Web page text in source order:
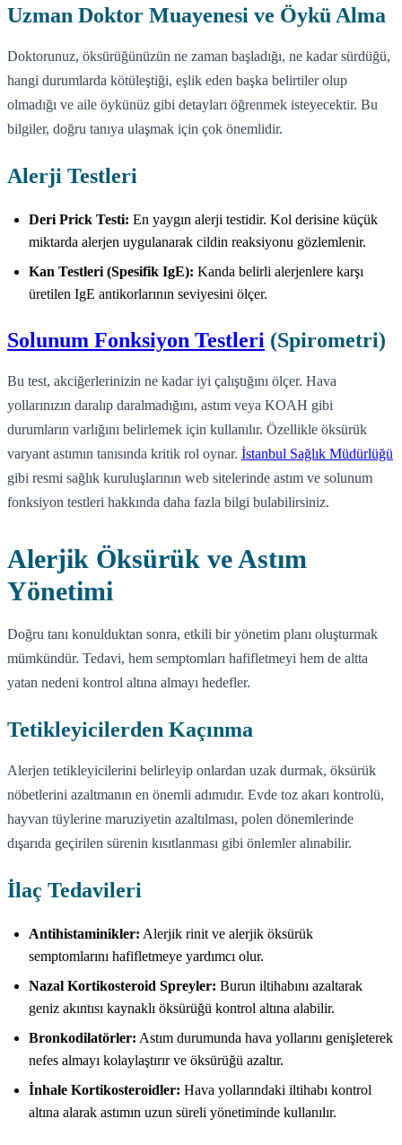
Uzman Doktor Muayenesi ve Öykü Alma
Doktorunuz, öksürüğünüzün ne zaman başladığı, ne kadar sürdüğü,
hangi durumlarda kötüleştiği, eşlik eden başka belirtiler olup
olmadığı ve aile öykünüz gibi detayları öğrenmek isteyecektir. Bu
bilgiler, doğru tanıya ulaşmak için çok önemlidir.
Alerji Testleri
Deri Prick Testi: En yaygın alerji testidir. Kol derisine küçük
miktarda alerjen uygulanarak cildin reaksiyonu gözlemlenir.
Kan Testleri (Spesifik IgE): Kanda belirli alerjenlere karşı
üretilen IgE antikorlarının seviyesini ölçer.
Solunum Fonksiyon Testleri (Spirometri)
Bu test, akciğerlerinizin ne kadar iyi çalıştığını ölçer. Hava
yollarınızın daralıp daralmadığını, astım veya KOAH gibi
durumların varlığını belirlemek için kullanılır. Özellikle öksürük
varyant astımın tanısında kritik rol oynar. İstanbul Sağlık Müdürlüğü
gibi resmi sağlık kuruluşlarının web sitelerinde astım ve solunum
fonksiyon testleri hakkında daha fazla bilgi bulabilirsiniz.
Alerjik Öksürük ve Astım
Yönetimi
Doğru tanı konulduktan sonra, etkili bir yönetim planı oluşturmak
mümkündür. Tedavi, hem semptomları hafifletmeyi hem de altta
yatan nedeni kontrol altına almayı hedefler.
Tetikleyicilerden Kaçınma
Alerjen tetikleyicilerini belirleyip onlardan uzak durmak, öksürük
nöbetlerini azaltmanın en önemli adımıdır. Evde toz akarı kontrolü,
hayvan tüylerine maruziyetin azaltılması, polen dönemlerinde
dışarıda geçirilen sürenin kısıtlanması gibi önlemler alınabilir.
İlaç Tedavileri
Antihistaminikler: Alerjik rinit ve alerjik öksürük
semptomlarını hafifletmeye yardımcı olur.
Nazal Kortikosteroid Spreyler: Burun iltihabını azaltarak
geniz akıntısı kaynaklı öksürüğü kontrol altına alabilir.
Bronkodilatörler: Astım durumunda hava yollarını genişleterek
nefes almayı kolaylaştırır ve öksürüğü azaltır.
İnhale Kortikosteroidler: Hava yollarındaki iltihabı kontrol
altına alarak astımın uzun süreli yönetiminde kullanılır.